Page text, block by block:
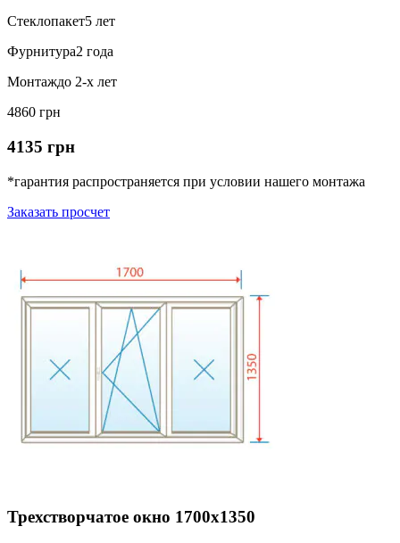
Стеклопакет5 лет
Фурнитура2 года
Монтаждо 2-х лет
4860 грн
4135 грн
*гарантия распространяется при условии нашего монтажа
Заказать просчет
Трехстворчатое окно 1700х1350